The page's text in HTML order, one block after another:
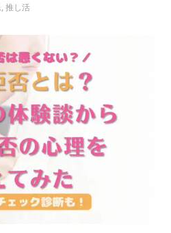
, 推し活